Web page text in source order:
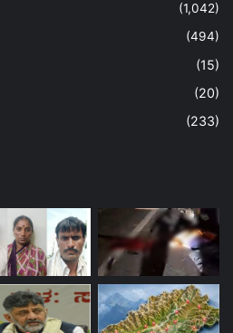
(1,042)
(494)
(15)
(20)
(233)